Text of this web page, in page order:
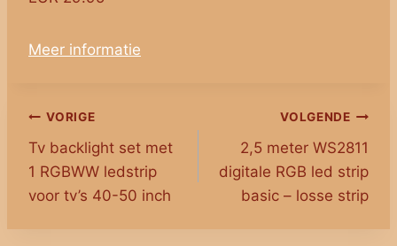
Meer informatie
Bericht
navigatie
VORIGE
Tv backlight set met
1 RGBWW ledstrip
voor tv’s 40-50 inch
VOLGENDE
2,5 meter WS2811
digitale RGB led strip
basic – losse strip